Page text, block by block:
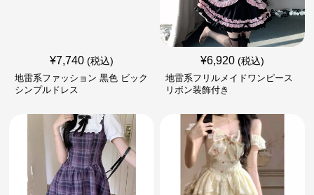
¥7,740 (税込)
地雷系ファッション 黒色 ビック
シンプルドレス
¥6,920 (税込)
地雷系フリルメイドワンピース
リボン装飾付き